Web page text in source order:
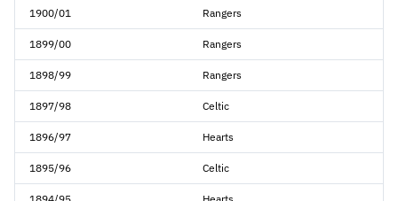
1900/01 Rangers
1899/00 Rangers
1898/99 Rangers
1897/98 Celtic
1896/97 Hearts
1895/96 Celtic